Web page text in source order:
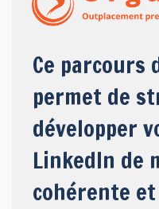
Ce parcours
permet de
développer
LinkedIn de
cohérente